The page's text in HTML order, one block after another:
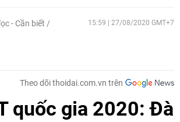
- Cần biết 15:59 | 27/08/2020 GMT+7
Theo dõi thoidai.com.vn trên
quốc gia 2020: Đà